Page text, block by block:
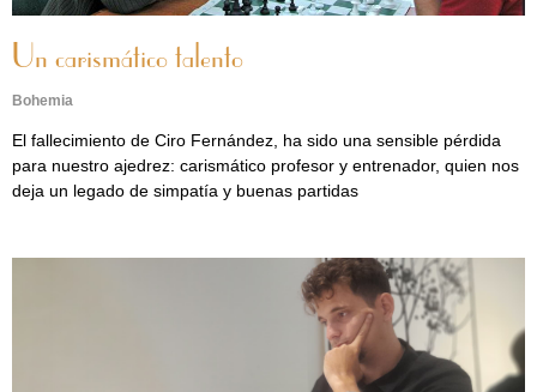
Un carismático talento
Bohemia
El fallecimiento de Ciro Fernández, ha sido una sensible pérdida
para nuestro ajedrez: carismático profesor y entrenador, quien nos
deja un legado de simpatía y buenas partidas